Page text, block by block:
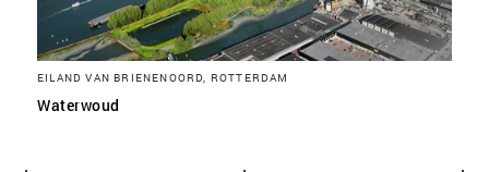
EILAND VAN BRIENENOORD, ROTTERDAM
Waterwoud